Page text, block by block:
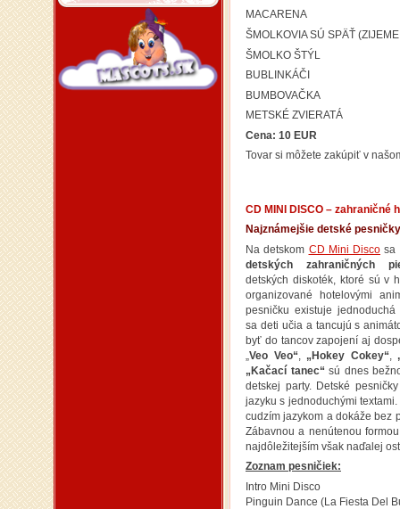
MACARENA
ŠMOLKOVIA SÚ SPÄŤ
ŠMOLKO ŠTÝL
BUBLINKÁČI
BUMBOVAČKA
METSKÉ ZVIERATÁ
Cena: 10 EUR
Tovar si môžete zakúpiť v
CD MINI DISCO – zahraničné
Najznámejšie detské
Na detskom CD Mini Disco sa
detských zahraničných
detských diskoték, ktoré sú v
organizované hotelovými
pesničku existuje jednoduchá
sa deti učia a tancujú s
byť do tancov zapojení aj
Veo Veo“ „Hokey Cokey“
„Kačací tanec“ sú dnes
detskej party. Detské
jazyku s jednoduchými
cudzím jazykom a dokáže bez
Zábavnou a nenútenou
najdôležitejším však naďalej
Zoznam pesničiek:
Intro Mini Disco
Pinguin Dance (La Fiesta Del